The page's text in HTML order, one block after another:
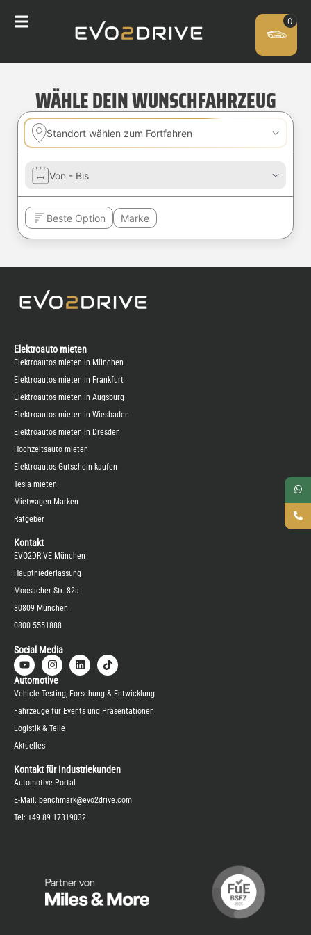
WÄHLE DEIN WUNSCHFAHRZEUG
Elektroauto mieten
Elektroautos mieten in München
Elektroautos mieten in Frankfurt
Elektroautos mieten in Augsburg
Elektroautos mieten in Wiesbaden
Elektroautos mieten in Dresden
Hochzeitsauto mieten
Elektroautos Gutschein kaufen
Tesla mieten
Mietwagen Marken
Ratgeber
Kontakt
EVO2DRIVE München
Hauptniederlassung
Moosacher Str. 82a
80809 München
0800 5551888
Social Media
Automotive
Vehicle Testing, Forschung & Entwicklung
Fahrzeuge für Events und Präsentationen
Logistik & Teile
Aktuelles
Kontakt für Industriekunden
Automotive Portal
E-Mail: benchmark@evo2drive.com
Tel: +49 89 17319032